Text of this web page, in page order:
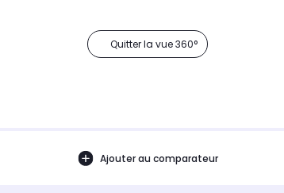
Quitter la vue 360°
Ajouter au comparateur